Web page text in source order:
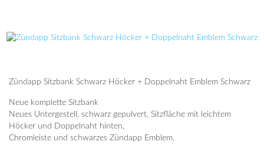
Zündapp Sitzbank Schwarz Höcker + Doppelnaht Emblem Schwarz
Neue komplette Sitzbank
Neues Untergestell, schwarz gepulvert, Sitzfläche mit leichtem
Höcker und Doppelnaht hinten,
Chromleiste und schwarzes Zündapp Emblem.